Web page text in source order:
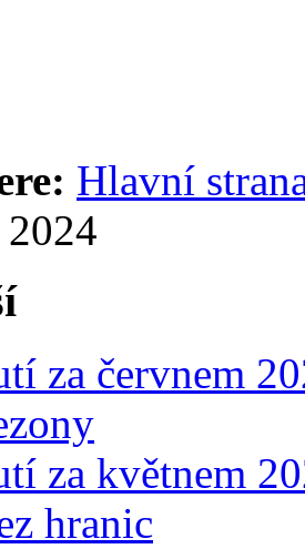
Hlavní
za červnem
za květnem
hranic